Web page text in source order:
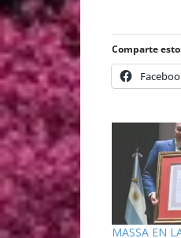
Comparte
MASSA EN